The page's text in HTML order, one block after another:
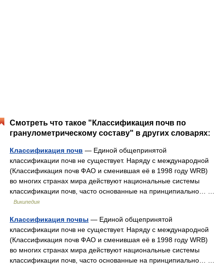
Смотреть что такое "Классификация почв по
гранулометрическому составу" в других словарях:
Классификация почв — Единой общепринятой
классификации почв не существует. Наряду с международной
(Классификация почв ФАО и сменившая её в 1998 году WRB)
во многих странах мира действуют национальные системы
классификации почв, часто основанные на принципиально… …
Википедия
Классификация почвы — Единой общепринятой
классификации почв не существует. Наряду с международной
(Классификация почв ФАО и сменившая её в 1998 году WRB)
во многих странах мира действуют национальные системы
классификации почв, часто основанные на принципиально… …